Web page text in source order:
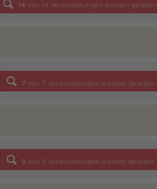
14 von 14 Veranstaltungen werden geladen
7 von 7 Veranstaltungen werden geladen
9 von 9 Veranstaltungen werden geladen